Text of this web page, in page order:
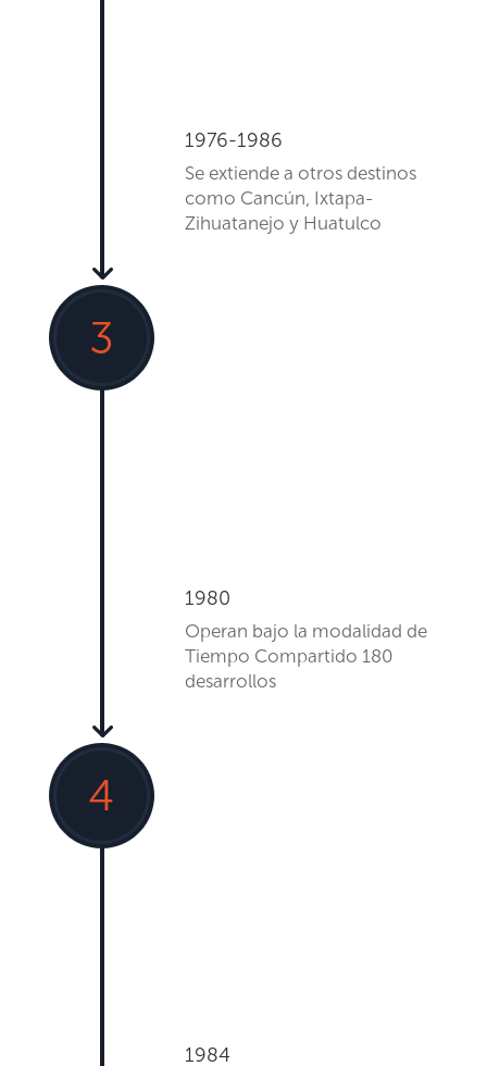
1976-1986
Se extiende a otros destinos
como Cancún, Ixtapa-
Zihuatanejo y Huatulco
3
1980
Operan bajo la modalidad de
Tiempo Compartido 180
desarrollos
4
1984